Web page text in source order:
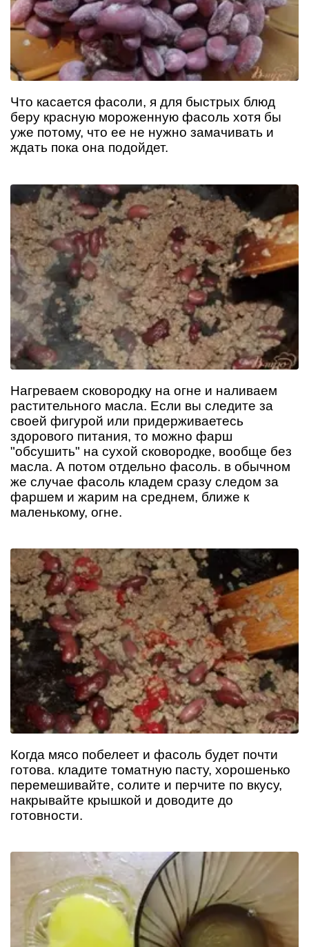
Что касается фасоли, я для быстрых блюд
беру красную мороженную фасоль хотя бы
уже потому, что ее не нужно замачивать и
ждать пока она подойдет.
Нагреваем сковородку на огне и наливаем
растительного масла. Если вы следите за
своей фигурой или придерживаетесь
здорового питания, то можно фарш
"обсушить" на сухой сковородке, вообще без
масла. А потом отдельно фасоль. в обычном
же случае фасоль кладем сразу следом за
фаршем и жарим на среднем, ближе к
маленькому, огне.
Когда мясо побелеет и фасоль будет почти
готова. кладите томатную пасту, хорошенько
перемешивайте, солите и перчите по вкусу,
накрывайте крышкой и доводите до
готовности.